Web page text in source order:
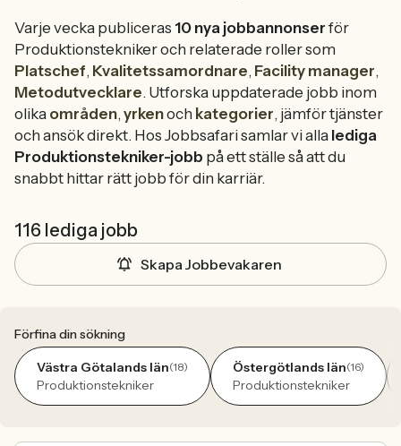
Varje vecka publiceras 10 nya jobbannonser för
Produktionstekniker och relaterade roller som
Platschef, Kvalitetssamordnare, Facility manager,
Metodutvecklare. Utforska uppdaterade jobb inom
olika områden,yrkenoch kategorier, jämför tjänster
och ansök direkt. Hos Jobbsafari samlar vi alla lediga
Produktionstekniker-jobb på ett ställe så att du
snabbt hittar rätt jobb för din karriär.
116 lediga jobb
Skapa Jobbevakaren
Förfina din sökning
Västra Götalands län(18)
Produktionstekniker
Östergötlands län(16)
Produktionstekniker